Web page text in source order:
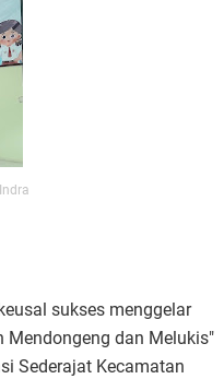
sukses menggelar
Mendongeng dan Melukis"
Sederajat Kecamatan